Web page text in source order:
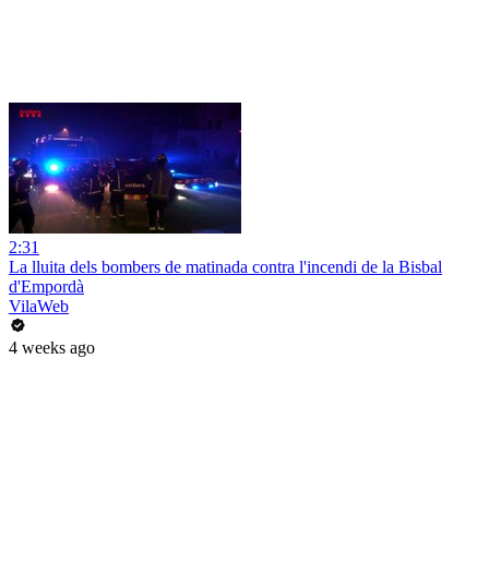
2:31
La lluita dels bombers de matinada contra l'incendi de la Bisbal
d'Empordà
VilaWeb
4 weeks ago